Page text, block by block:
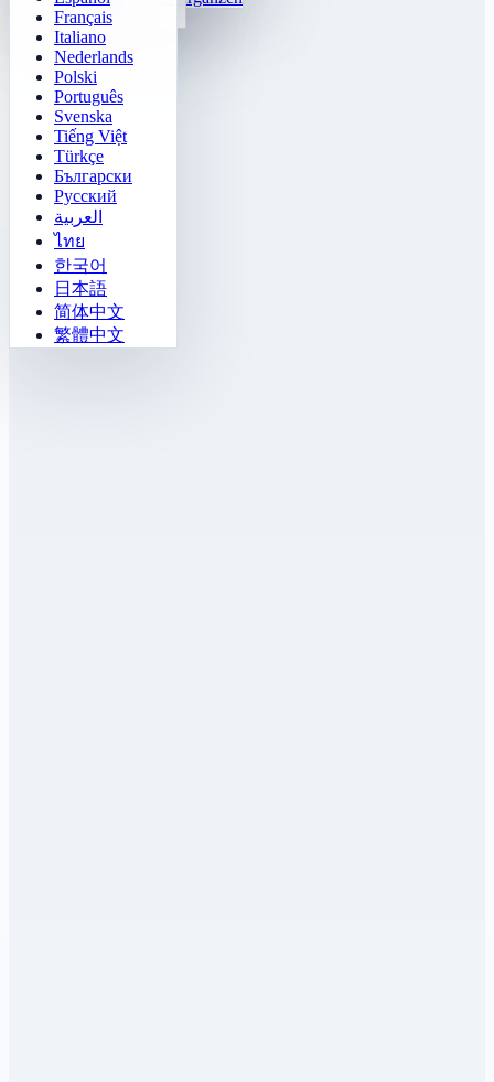
Gomoku
Français
Italiano
Nederlands
Polski
Português
Svenska
Tiếng Việt
Türkçe
Български
Русский
العربية
ไทย
한국어
日本語
简体中文
繁體中文